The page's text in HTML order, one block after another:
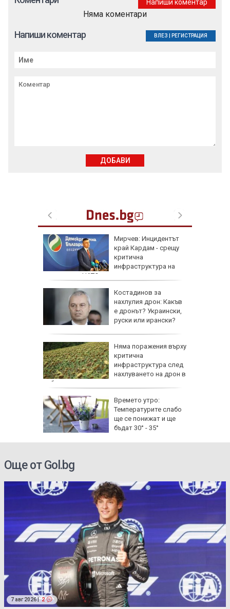
Мирчев: Инцидентът
край Кардам - срещу
критична
инфраструктура на
държава от НАТО
Костадинов за
нахлулия дрон: Какъв
е дронът? Украински,
руски или ирански?
Няма поражения върху
критична
инфраструктура след
нахлуването на дрон в
небето ни
Времето утро:
Температурите слабо
ще се понижат и ще
бъдат 30° - 35°
Напиши коментар
Няма коментари
Напиши коментар ВЛЕЗ РЕГИСТРАЦИЯ
ДОБАВИ
Още от Gol.bg
7 авг 2026 | 2